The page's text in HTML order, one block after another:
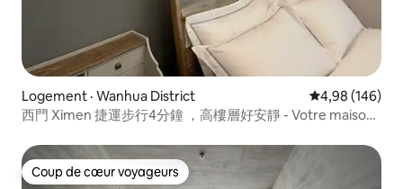
Logement · Wanhua District Note
4,98 (146)
西門 Ximen 捷運步行4分鐘 ，高樓層好安靜 - Votre maison
Coup de cœur voyageurs
Coup de cœur voyageurs